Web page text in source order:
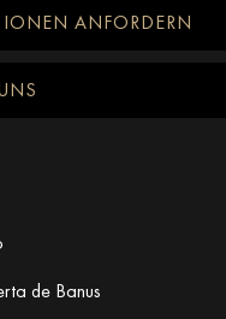
ANFORDERN
de Banus